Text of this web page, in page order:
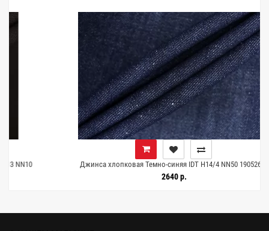
Джинса хлопковая Темно-синяя IDT H14/4 NN50 19052660